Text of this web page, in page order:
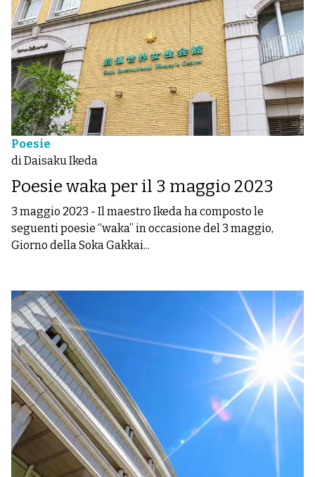
Poesie
di Daisaku Ikeda
Poesie waka per il 3 maggio 2023
3 maggio 2023 - Il maestro Ikeda ha composto le
seguenti poesie “waka” in occasione del 3 maggio,
Giorno della Soka Gakkai...